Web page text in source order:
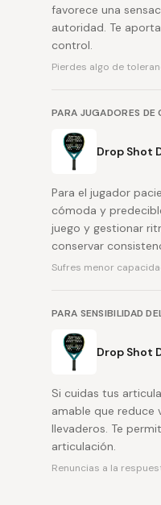
favorece una
autoridad. Te
control.
Pierdes algo de
PARA JUGADORES DE
Drop Shot
Para el jugador
cómoda y
juego y gestionar
conservar
Sufres menor
PARA SENSIBILIDAD
Drop Shot
Si cuidas tus
amable que reduce
llevaderos. Te
articulación.
Renuncias a la